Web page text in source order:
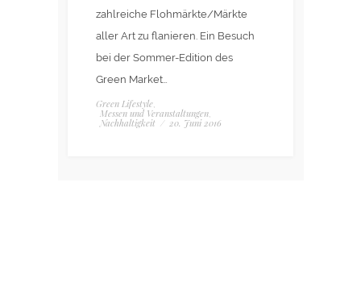
zahlreiche Flohmärkte/Märkte
aller Art zu flanieren. Ein Besuch
bei der Sommer-Edition des
Green Market…
Green Lifestyle,
Messen und Veranstaltungen,
Nachhaltigkeit / 20. Juni 2016